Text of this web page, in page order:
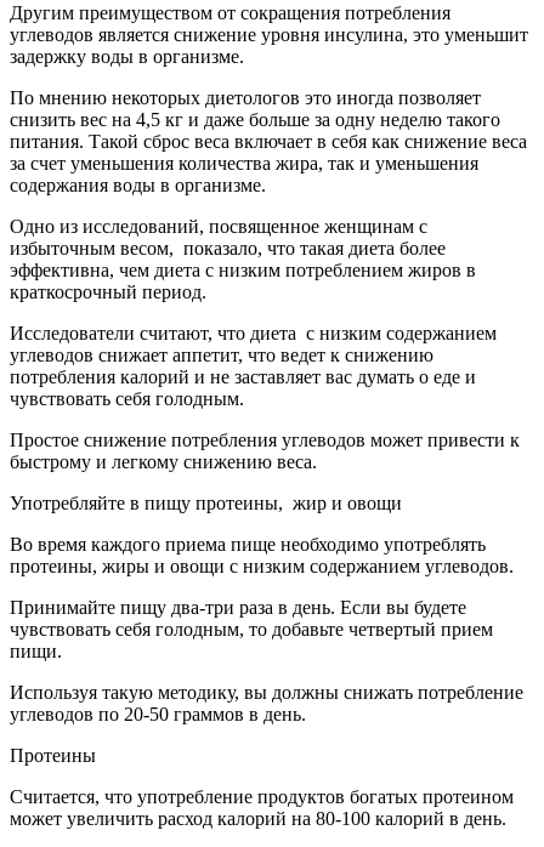
Другим преимуществом от сокращения потребления
углеводов является снижение уровня инсулина, это уменьшит
задержку воды в организме.
По мнению некоторых диетологов это иногда позволяет
снизить вес на 4,5 кг и даже больше за одну неделю такого
питания. Такой сброс веса включает в себя как снижение веса
за счет уменьшения количества жира, так и уменьшения
содержания воды в организме.
Одно из исследований, посвященное женщинам с
избыточным весом, показало, что такая диета более
эффективна, чем диета с низким потреблением жиров в
краткосрочный период.
Исследователи считают, что диета с низким содержанием
углеводов снижает аппетит, что ведет к снижению
потребления калорий и не заставляет вас думать о еде и
чувствовать себя голодным.
Простое снижение потребления углеводов может привести к
быстрому и легкому снижению веса.
Употребляйте в пищу протеины, жир и овощи
Во время каждого приема пище необходимо употреблять
протеины, жиры и овощи с низким содержанием углеводов.
Принимайте пищу два-три раза в день. Если вы будете
чувствовать себя голодным, то добавьте четвертый прием
пищи.
Используя такую методику, вы должны снижать потребление
углеводов по 20-50 граммов в день.
Протеины
Считается, что употребление продуктов богатых протеином
может увеличить расход калорий на 80-100 калорий в день.